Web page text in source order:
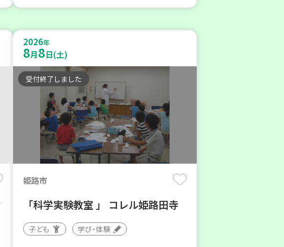
2026年
8月8日(土)
受付終了しました
姫路市
「科学実験教室 」 コレル姫路田寺
子ども 学び・体験